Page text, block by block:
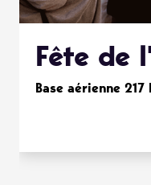
Fête de
Base aérienne